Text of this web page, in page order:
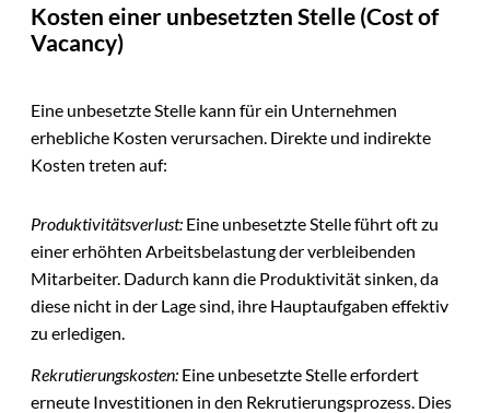
Kosten einer unbesetzten Stelle (Cost of
Vacancy)
Eine unbesetzte Stelle kann für ein Unternehmen
erhebliche Kosten verursachen. Direkte und indirekte
Kosten treten auf:
Produktivitätsverlust: Eine unbesetzte Stelle führt oft zu
einer erhöhten Arbeitsbelastung der verbleibenden
Mitarbeiter. Dadurch kann die Produktivität sinken, da
diese nicht in der Lage sind, ihre Hauptaufgaben effektiv
zu erledigen.
Rekrutierungskosten: Eine unbesetzte Stelle erfordert
erneute Investitionen in den Rekrutierungsprozess. Dies